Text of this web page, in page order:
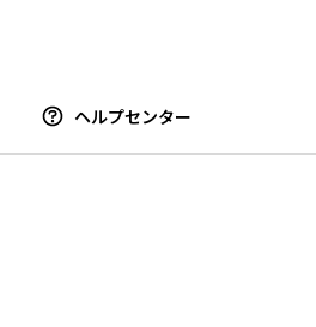
ヘルプセンター